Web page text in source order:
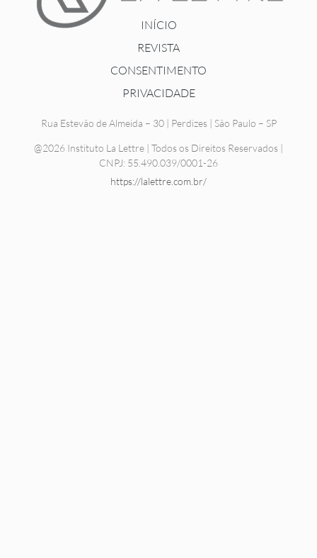
INÍCIO
REVISTA
CONSENTIMENTO
PRIVACIDADE
Rua Estevão de Almeida – 30 | Perdizes | São Paulo – SP
@2026 Instituto La Lettre | Todos os Direitos Reservados |
CNPJ: 55.490.039/0001-26
https://lalettre.com.br/